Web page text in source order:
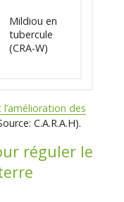
Mildiou en
tubercule
(CRA-W)
des
C.A.R.A.H).
réguler le